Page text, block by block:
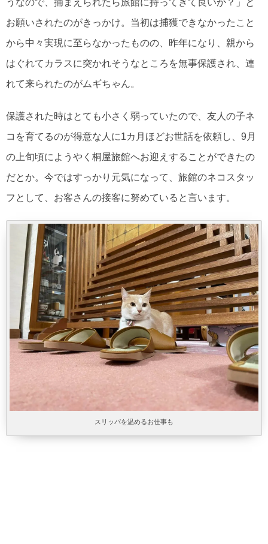
うなので、捕まえられたら旅館に持ってきて良いか？」と
お願いされたのがきっかけ。当初は捕獲できなかったこと
から中々実現に至らなかったものの、昨年になり、親から
はぐれてカラスに突かれそうなところを無事保護され、連
れて来られたのがムギちゃん。
保護された時はとても小さく弱っていたので、友人の子ネ
コを育てるのが得意な人に1カ月ほどお世話を依頼し、9月
の上旬頃にようやく桐屋旅館へお迎えすることができたの
だとか。今ではすっかり元気になって、旅館のネコスタッ
フとして、お客さんの接客に努めていると言います。
スリッパを温めるお仕事も